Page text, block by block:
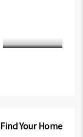
Find Your Home